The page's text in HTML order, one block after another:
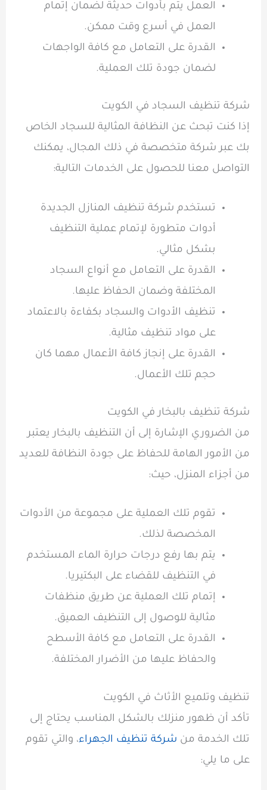
العمل يتم بأدوات حديثة لضمان إتمام
العمل في أسرع وقت ممكن.
القدرة على التعامل مع كافة الواجهات
لضمان جودة تلك العملية.
شركة تنظيف السجاد في الكويت
إذا كنت تبحث عن النظافة المثالية للسجاد الخاص
بك عبر شركة متخصصة في ذلك المجال، يمكنك
التواصل معنا للحصول على الخدمات التالية:
تستخدم شركة تنظيف المنازل الجديدة
أدوات متطورة لإتمام عملية التنظيف
بشكل مثالي.
القدرة على التعامل مع أنواع السجاد
المختلفة وضمان الحفاظ عليها.
تنظيف الأدوات والسجاد بكفاءة بالاعتماد
على مواد تنظيف مثالية.
القدرة على إنجاز كافة الأعمال مهما كان
حجم تلك الأعمال.
شركة تنظيف بالبخار في الكويت
من الضروري الإشارة إلى أن التنظيف بالبخار يعتبر
من الأمور الهامة للحفاظ على جودة النظافة للعديد
من أجزاء المنزل، حيث:
تقوم تلك العملية على مجموعة من الأدوات
المخصصة لذلك.
يتم بها رفع درجات حرارة الماء المستخدم
في التنظيف للقضاء على البكتيريا.
إتمام تلك العملية عن طريق منظفات
مثالية للوصول إلى التنظيف العميق.
القدرة على التعامل مع كافة الأسطح
والحفاظ عليها من الأضرار المختلفة.
تنظيف وتلميع الأثاث في الكويت
تأكد أن ظهور منزلك بالشكل المناسب يحتاج إلى
تلك الخدمة من شركة تنظيف الجهراء، والتي تقوم
على ما يلي: